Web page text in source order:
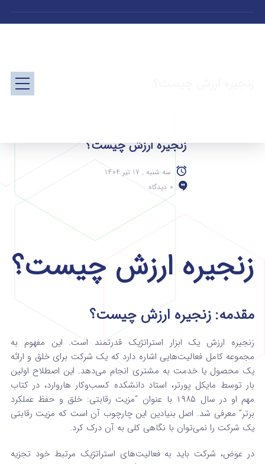
زنجیره ارزش چیست؟
سه شنبه , 17 تیر 1404
0 دیدگاه
زنجیره ارزش چیست؟
مقدمه: زنجیره ارزش چیست؟
زنجیره ارزش یک ابزار استراتژیک قدرتمند است. این مفهوم به
مجموعه کامل فعالیت‌هایی اشاره دارد که یک شرکت برای خلق و ارائه
یک محصول یا خدمت به مشتری انجام می‌دهد. این اصطلاح اولین
بار توسط مایکل پورتر، استاد دانشکده کسب‌وکار هاروارد، در کتاب
مهم او در سال ۱۹۸۵ با عنوان “مزیت رقابتی: خلق و حفظ عملکرد
برتر” معرفی شد. اصل بنیادین این چارچوب آن است که مزیت رقابتی
یک شرکت را نمی‌توان با نگاهی کلی به آن درک کرد.
در عوض، شرکت باید به فعالیت‌های استراتژیک مرتبط خود تجزیه